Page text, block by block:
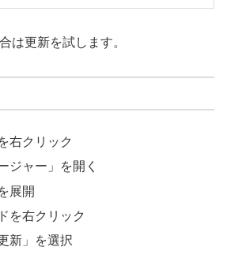
は更新を試します。
右クリック
ジャー」を開く
展開
を右クリック
新」を選択